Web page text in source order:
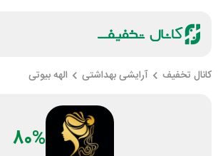
کانال تخفیف آرایشی بهداشتی الهه بیوتی
80%